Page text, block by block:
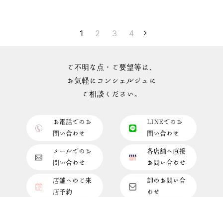
1 2 3 4
ご不明な点・ご要望等は、
お気軽にコンシェルジュに
ご相談ください。
お電話でのお
問い合わせ
LINEでのお
問い合わせ
メールでのお
問い合わせ
各店舗へ直接
お問い合わせ
店舗へのご来
店予約
卸のお問い合
わせ